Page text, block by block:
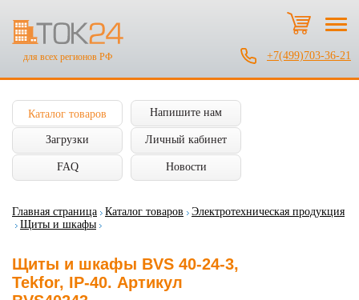
для всех регионов РФ +7(499)703-36-21
Каталог товаров Напишите нам
Загрузки Личный кабинет
FAQ Новости
Главная страница Каталог товаров
Электротехническая продукция
Щиты и шкафы
Щиты и шкафы BVS 40-24-3,
Tekfor, IP-40. Артикул